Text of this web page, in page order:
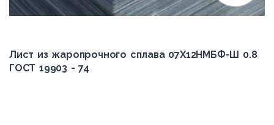
Лист из жаропрочного сплава 07Х12НМБФ-Ш 0.8
ГОСТ 19903 - 74